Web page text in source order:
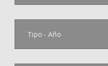
Tipo - Año